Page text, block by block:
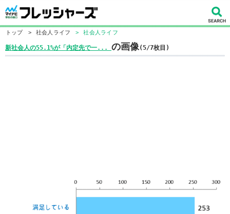
トップ > 社会人ライフ > 社会人ライフ
新社会人の55.1%が「内定先で一... の画像(5/7枚目)